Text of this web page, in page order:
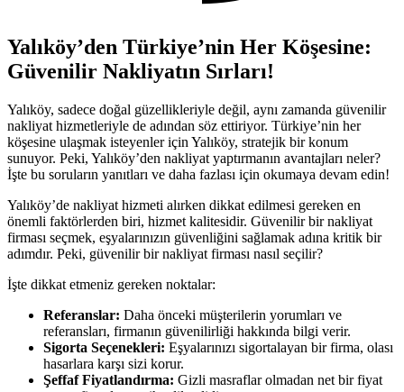
Yalıköy’den Türkiye’nin Her Köşesine:
Güvenilir Nakliyatın Sırları!
Yalıköy, sadece doğal güzellikleriyle değil, aynı zamanda güvenilir
nakliyat hizmetleriyle de adından söz ettiriyor. Türkiye’nin her
köşesine ulaşmak isteyenler için Yalıköy, stratejik bir konum
sunuyor. Peki, Yalıköy’den nakliyat yaptırmanın avantajları neler?
İşte bu soruların yanıtları ve daha fazlası için okumaya devam edin!
Yalıköy’de nakliyat hizmeti alırken dikkat edilmesi gereken en
önemli faktörlerden biri, hizmet kalitesidir. Güvenilir bir nakliyat
firması seçmek, eşyalarınızın güvenliğini sağlamak adına kritik bir
adımdır. Peki, güvenilir bir nakliyat firması nasıl seçilir?
İşte dikkat etmeniz gereken noktalar:
Referanslar: Daha önceki müşterilerin yorumları ve
referansları, firmanın güvenilirliği hakkında bilgi verir.
Sigorta Seçenekleri: Eşyalarınızı sigortalayan bir firma, olası
hasarlara karşı sizi korur.
Şeffaf Fiyatlandırma: Gizli masraflar olmadan net bir fiyat